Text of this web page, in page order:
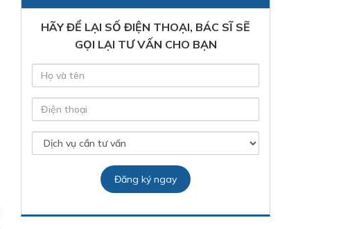
HÃY ĐỂ LẠI SỐ ĐIỆN THOẠI, BÁC SĨ SẼ
GỌI LẠI TƯ VẤN CHO BẠN